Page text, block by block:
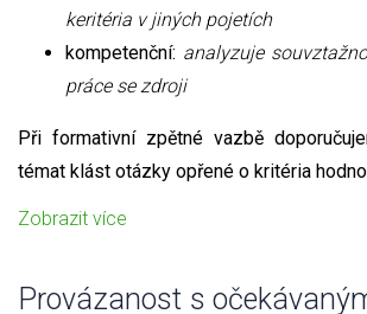
keritéria v jiných pojetích
kompetenční: analyzuje
práce se zdroji
Při formativní zpětné vazbě
témat klást otázky opřené o kritéria
Zobrazit více
Provázanost s